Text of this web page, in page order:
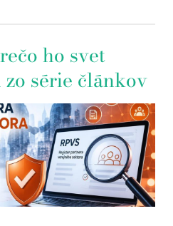
ho svet
zo série článkov